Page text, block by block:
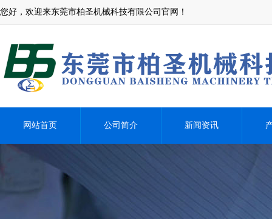
您好，欢迎来东莞市柏圣机械科技有限公司官网！
网站首页 公司简介 新闻资讯